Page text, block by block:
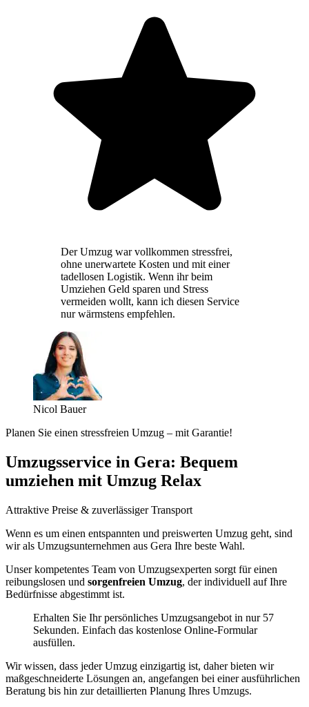
Der Umzug war vollkommen stressfrei,
ohne unerwartete Kosten und mit einer
tadellosen Logistik. Wenn ihr beim
Umziehen Geld sparen und Stress
vermeiden wollt, kann ich diesen Service
nur wärmstens empfehlen.
Nicol Bauer
Planen Sie einen stressfreien Umzug – mit Garantie!
Umzugsservice in Gera: Bequem
umziehen mit Umzug Relax
Attraktive Preise & zuverlässiger Transport
Wenn es um einen entspannten und preiswerten Umzug geht, sind
wir als Umzugsunternehmen aus Gera Ihre beste Wahl.
Unser kompetentes Team von Umzugsexperten sorgt für einen
reibungslosen und sorgenfreien Umzug, der individuell auf Ihre
Bedürfnisse abgestimmt ist.
Erhalten Sie Ihr persönliches Umzugsangebot in nur 57
Sekunden. Einfach das kostenlose Online-Formular
ausfüllen.
Wir wissen, dass jeder Umzug einzigartig ist, daher bieten wir
maßgeschneiderte Lösungen an, angefangen bei einer ausführlichen
Beratung bis hin zur detaillierten Planung Ihres Umzugs.